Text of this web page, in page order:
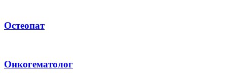
Остеопат
Онкогематолог